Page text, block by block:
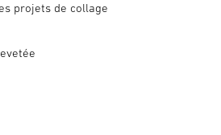
projets de collage